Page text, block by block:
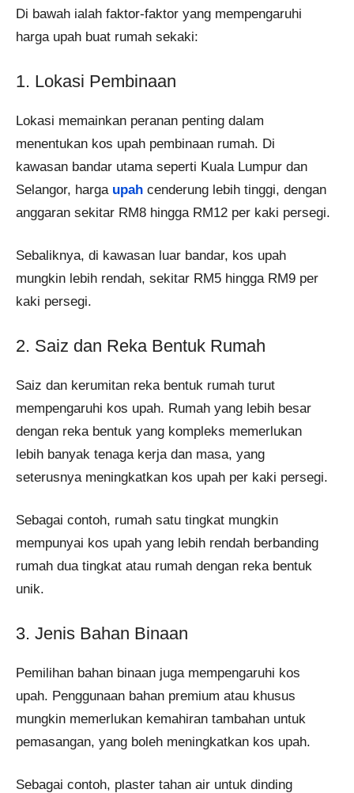
Di bawah ialah faktor-faktor yang mempengaruhi
harga upah buat rumah sekaki:
1. Lokasi Pembinaan
Lokasi memainkan peranan penting dalam
menentukan kos upah pembinaan rumah. Di
kawasan bandar utama seperti Kuala Lumpur dan
Selangor, harga upah cenderung lebih tinggi, dengan
anggaran sekitar RM8 hingga RM12 per kaki persegi.
Sebaliknya, di kawasan luar bandar, kos upah
mungkin lebih rendah, sekitar RM5 hingga RM9 per
kaki persegi.
2. Saiz dan Reka Bentuk Rumah
Saiz dan kerumitan reka bentuk rumah turut
mempengaruhi kos upah. Rumah yang lebih besar
dengan reka bentuk yang kompleks memerlukan
lebih banyak tenaga kerja dan masa, yang
seterusnya meningkatkan kos upah per kaki persegi.
Sebagai contoh, rumah satu tingkat mungkin
mempunyai kos upah yang lebih rendah berbanding
rumah dua tingkat atau rumah dengan reka bentuk
unik.
3. Jenis Bahan Binaan
Pemilihan bahan binaan juga mempengaruhi kos
upah. Penggunaan bahan premium atau khusus
mungkin memerlukan kemahiran tambahan untuk
pemasangan, yang boleh meningkatkan kos upah.
Sebagai contoh, plaster tahan air untuk dinding